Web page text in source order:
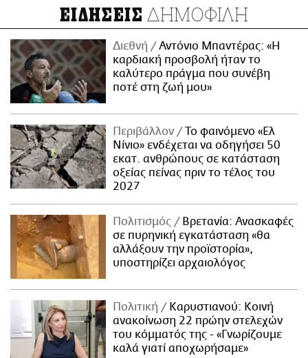
ΕΙΔΗΣΕΙΣ ΔΗΜΟΦΙΛΗ
Διεθνή
Αντόνιο Μπαντέρας: «Η
καρδιακή προσβολή ήταν το
καλύτερο πράγμα που συνέβη
ποτέ στη ζωή μου»
Περιβάλλον
Το φαινόμενο «Ελ
Νίνιο» ενδέχεται να οδηγήσει 50
εκατ. ανθρώπους σε κατάσταση
οξείας πείνας πριν το τέλος του
2027
Πολιτισμός
Βρετανία: Ανασκαφές
σε πυρηνική εγκατάσταση «θα
αλλάξουν την προϊστορία»,
υποστηρίζει αρχαιολόγος
Πολιτική
Καρυστιανού: Κοινή
ανακοίνωση 22 πρώην στελεχών
του κόμματός της - «Γνωρίζουμε
καλά γιατί αποχωρήσαμε»